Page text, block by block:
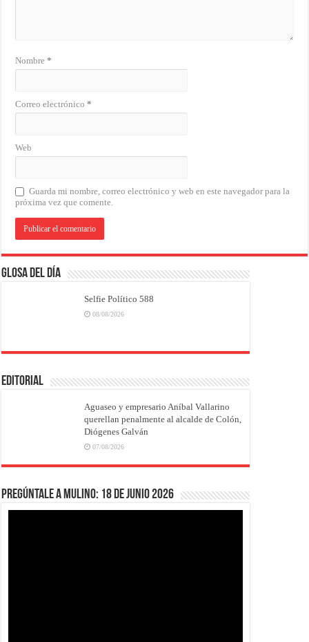
Nombre*
Correo electrónico*
Web
Guarda mi nombre, correo electrónico y web en este navegador para la
próxima vez que comente.
Glosa del Día
Selfie Político 588
08/08/2026
EDITORIAL
Aguaseo y empresario Aníbal Vallarino
querellan penalmente al alcalde de Colón,
Diógenes Galván
07/08/2026
Pregúntale a Mulino: 18 de junio 2026